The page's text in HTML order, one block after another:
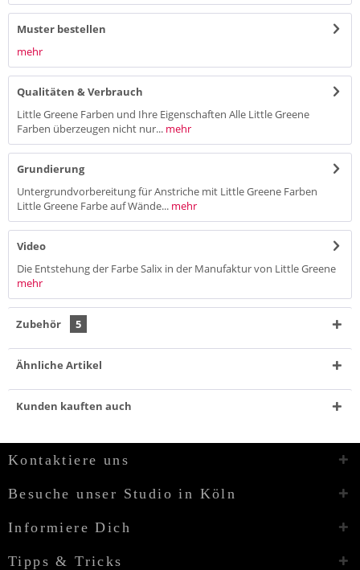
Muster bestellen
mehr
Qualitäten & Verbrauch
Little Greene Farben und Ihre Eigenschaften Alle Little Greene
Farben überzeugen nicht nur... mehr
Grundierung
Untergrundvorbereitung für Anstriche mit Little Greene Farben
Little Greene Farbe auf Wände... mehr
Video
Die Entstehung der Farbe Salix in der Manufaktur von Little Greene
mehr
Zubehör 5
Ähnliche Artikel
Kunden kauften auch
Kontaktiere uns
Besuche unser Studio in Köln
Informiere Dich
Tipps & Tricks